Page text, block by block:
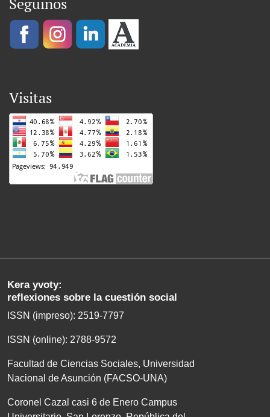
Visitas
Kera yvoty:
reflexiones sobre la cuestión social
ISSN (impreso): 2519-7797
ISSN (online): 2788-9572
Facultad de Ciencias Sociales, Universidad
Nacional de Asunción (FACSO-UNA)
Coronel Cazal casi 6 de Enero Campus